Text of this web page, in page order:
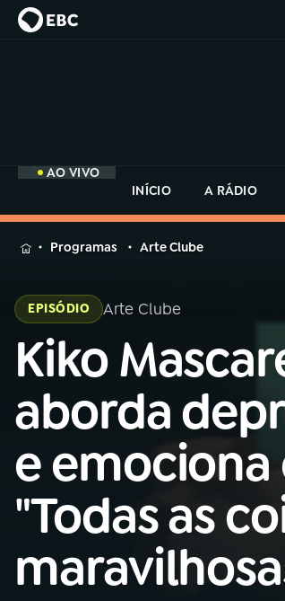
AO VIVO
INÍCIO
A RÁDIO
MENU
Buscar
na
Rádio
MEC
01INÍCIO
02A RÁDIO
03PROGRAMAÇÃO
na
Rádio
MEC
Programas Arte Clube
EPISÓDIO Arte Clube
Kiko
aborda
e emociona
"Todas as